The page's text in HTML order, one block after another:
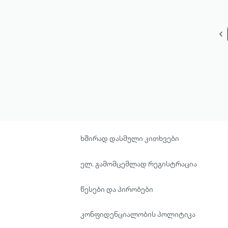
ხშირად დასმული კითხვები
ელ. გამომცემლად რეგისტრაცია
წესები და პირობები
კონფიდენციალობის პოლიტიკა